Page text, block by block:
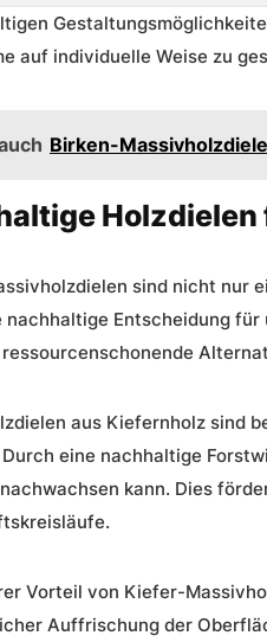
auf individuelle Weise zu
Birken-
sind nicht nur
nachhaltige Entscheidung
ressourcenschonende
aus Kiefernholz sind
Durch eine nachhaltige
kann. Dies
Vorteil von Kiefer-
Auffrischung der